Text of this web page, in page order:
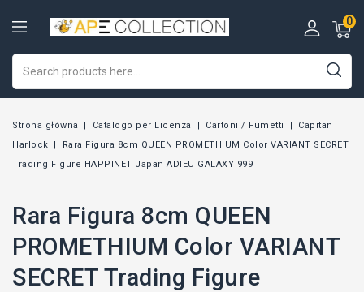
0
Strona główna Catalogo per Licenza Cartoni / Fumetti
Capitan
Harlock
Rara Figura 8cm QUEEN PROMETHIUM Color VARIANT SECRET
Trading Figure HAPPINET Japan ADIEU GALAXY 999
Rara Figura 8cm QUEEN
PROMETHIUM Color VARIANT
SECRET Trading Figure